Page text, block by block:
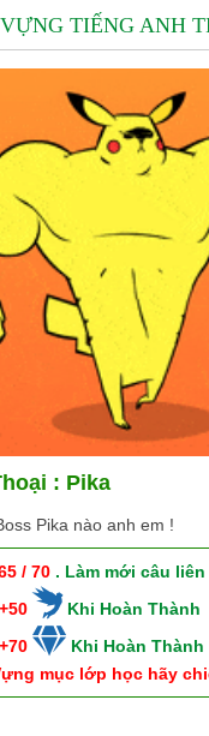
TIẾNG ANH
: Pika
Pika nào anh em !
/ 70 . Làm mới câu
+50
Khi Hoàn Thành
+70
Khi Hoàn Thành
mục lớp học hãy